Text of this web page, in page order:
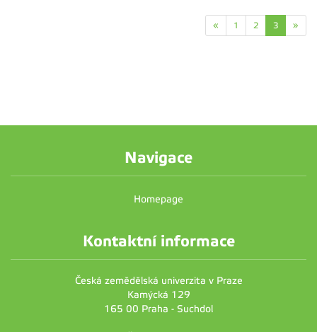
« 1 2 3 »
Navigace
Homepage
Kontaktní informace
Česká zemědělská univerzita v Praze
Kamýcká 129
165 00 Praha - Suchdol